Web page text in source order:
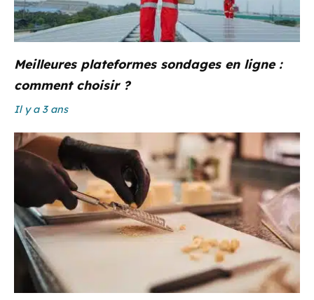
Meilleures plateformes sondages en ligne :
comment choisir ?
Il y a 3 ans